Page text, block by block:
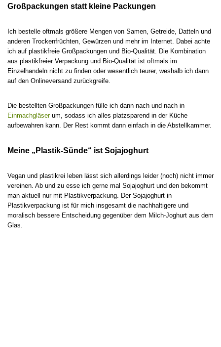
Großpackungen statt kleine Packungen
Ich bestelle oftmals größere Mengen von Samen, Getreide, Datteln und
anderen Trockenfrüchten, Gewürzen und mehr im Internet. Dabei achte
ich auf plastikfreie Großpackungen und Bio-Qualität. Die Kombination
aus plastikfreier Verpackung und Bio-Qualität ist oftmals im
Einzelhandeln nicht zu finden oder wesentlich teurer, weshalb ich dann
auf den Onlineversand zurückgreife.
Die bestellten Großpackungen fülle ich dann nach und nach in
Einmachgläserum, sodass ich alles platzsparend in der Küche
aufbewahren kann. Der Rest kommt dann einfach in die Abstellkammer.
Meine „Plastik-Sünde“ ist Sojajoghurt
Vegan und plastikrei leben lässt sich allerdings leider (noch) nicht immer
vereinen. Ab und zu esse ich gerne mal Sojajoghurt und den bekommt
man aktuell nur mit Plastikverpackung. Der Sojajoghurt in
Plastikverpackung ist für mich insgesamt die nachhaltigere und
moralisch bessere Entscheidung gegenüber dem Milch-Joghurt aus dem
Glas.